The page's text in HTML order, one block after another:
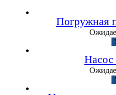
Погружная
Насос